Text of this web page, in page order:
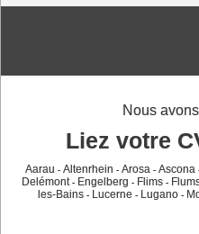
Nous
Liez votre
Aarau - Altenrhein - Arosa - Ascona
Delémont- Engelberg - Flims-
les-Bains- Lucerne- Lugano-